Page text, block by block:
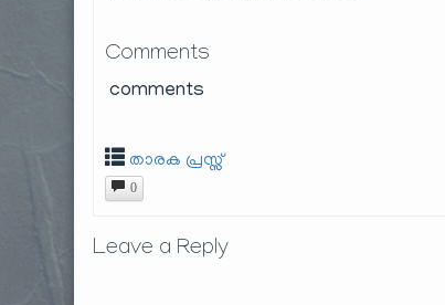
Comments
comments
താരക പ്രസ്സ്
0
Leave a Reply